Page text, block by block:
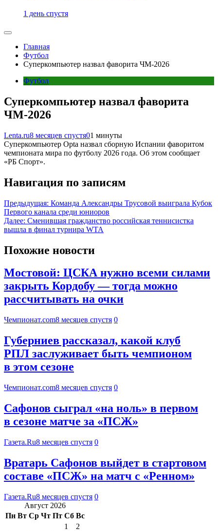
1 день спустя
Главная
Футбол
Суперкомпьютер назвал фаворита ЧМ-2026
Футбол
Суперкомпьютер назвал фаворита
ЧМ-2026
Lenta.ru8 месяцев спустя01 минуты
Суперкомпьютер Opta назвал сборную Испании фаворитом
чемпионата мира по футболу 2026 года. Об этом сообщает
«РБ Спорт».
Навигация по записям
Предыдущая: Команда Александры Трусовой выиграла Кубок
Первого канала среди юниоров
Далее: Сменившая гражданство российская теннисистка
вышла в финал турнира WTA
Похожие новости
Мостовой: ЦСКА нужно всеми силами
закрыть Кордобу — тогда можно
рассчитывать на очки
Чемпионат.com8 месяцев спустя 0
Губерниев рассказал, какой клуб
РПЛ заслуживает быть чемпионом
в этом сезоне
Чемпионат.com8 месяцев спустя 0
Сафонов сыграл «на ноль» в первом
в сезоне матче за «ПСЖ»
Газета.Ru8 месяцев спустя 0
Вратарь Сафонов выйдет в стартовом
составе «ПСЖ» на матч с «Ренном»
Газета.Ru8 месяцев спустя 0
Август 2026
Пн Вт Ср Чт Пт Сб Вс
1
2